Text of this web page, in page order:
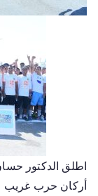
اطلق الدكتور
أركان حرب غريب